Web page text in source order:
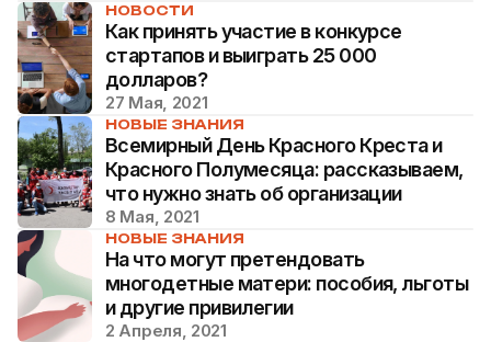
НОВОСТИ
Как принять участие в конкурсе
стартапов и выиграть 25 000
долларов?
27 Мая, 2021
НОВЫЕ ЗНАНИЯ
Всемирный День Красного Креста и
Красного Полумесяца: рассказываем,
что нужно знать об организации
8 Мая, 2021
НОВЫЕ ЗНАНИЯ
На что могут претендовать
многодетные матери: пособия, льготы
и другие привилегии
2 Апреля, 2021